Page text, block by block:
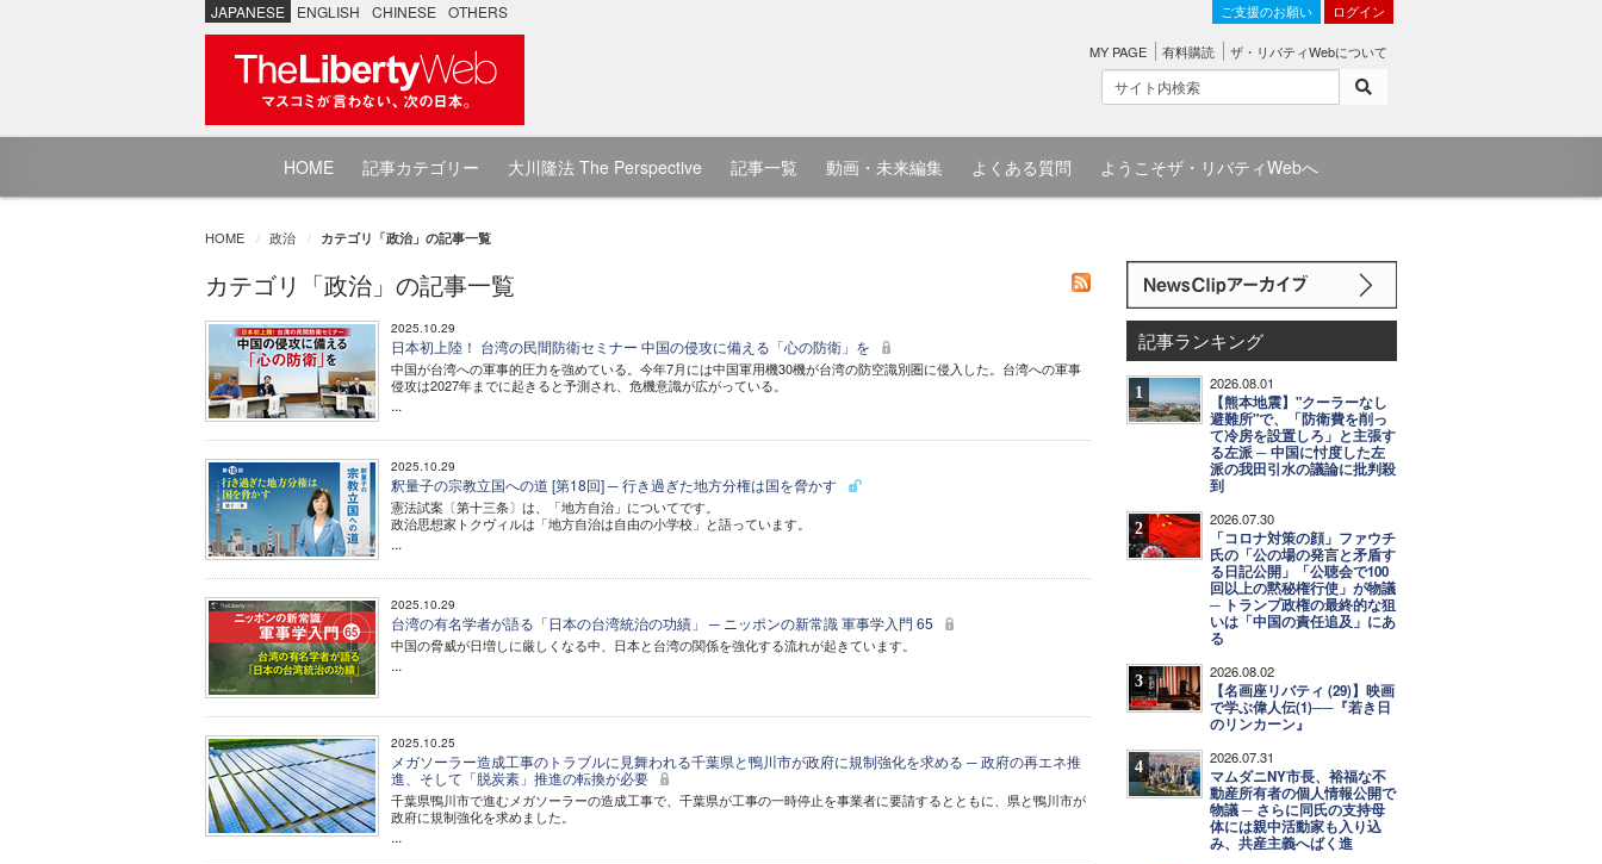
JAPANESE ENGLISH CHINESE OTHERS ご支援のお願い ログイン
MY PAGE 有料購読 ザ・リバティWebについて
HOME 記事カテゴリー 大川隆法 The Perspective 記事一覧 動画・未来編集 よくある質問 ようこそザ・リバティWebへ
HOME 政治 カテゴリ「政治」の記事一覧
カテゴリ「政治」の記事一覧
2025.10.29
日本初上陸！ 台湾の民間防衛セミナー 中国の侵攻に備える「心の防衛」を
中国が台湾への軍事的圧力を強めている。今年7月には中国軍用機30機が台湾の防空識別圏に侵入した。台湾への軍事
侵攻は2027年までに起きると予測され、危機意識が広がっている。
...
2025.10.29
釈量子の宗教立国への道 [第18回] ─ 行き過ぎた地方分権は国を脅かす
憲法試案〔第十三条〕は、「地方自治」についてです。
政治思想家トクヴィルは「地方自治は自由の小学校」と語っています。
...
2025.10.29
台湾の有名学者が語る「日本の台湾統治の功績」 ─ ニッポンの新常識 軍事学入門 65
中国の脅威が日増しに厳しくなる中、日本と台湾の関係を強化する流れが起きています。
...
2025.10.25
メガソーラー造成工事のトラブルに見舞われる千葉県と鴨川市が政府に規制強化を求める ─ 政府の再エネ推
進、そして「脱炭素」推進の転換が必要
千葉県鴨川市で進むメガソーラーの造成工事で、千葉県が工事の一時停止を事業者に要請するとともに、県と鴨川市が
政府に規制強化を求めました。
...
記事ランキング
1 2026.08.01
【熊本地震】"クーラーなし
避難所"で、「防衛費を削っ
て冷房を設置しろ」と主張す
る左派 ─ 中国に忖度した左
派の我田引水の議論に批判殺
到
2 2026.07.30
「コロナ対策の顔」ファウチ
氏の「公の場の発言と矛盾す
る日記公開」「公聴会で100
回以上の黙秘権行使」が物議
─ トランプ政権の最終的な狙
いは「中国の責任追及」にあ
る
3 2026.08.02
【名画座リバティ (29)】映画
で学ぶ偉人伝(1)──『若き日
のリンカーン』
4 2026.07.31
マムダニNY市長、裕福な不
動産所有者の個人情報公開で
物議 ─ さらに同氏の支持母
体には親中活動家も入り込
み、共産主義へばく進